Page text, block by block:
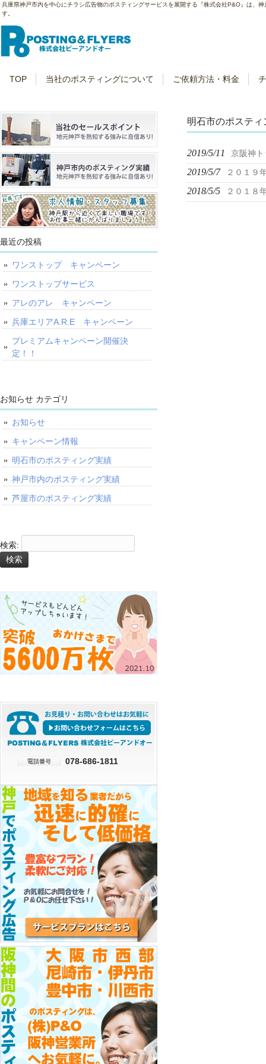
兵庫県神戸市内を中心にチラシ広告物のポスティングサービスを展開する『株式会社P&O』は、
す。
TOP 当社のポスティングについて ご依頼方法・料金
明石市のポスティ
2019/5/11 京阪神
2019/5/7 ２０１９
2018/5/5 ２０１８
最近の投稿
ワンストップ キャンペーン
ワンストップサービス
アレのアレ キャンペーン
兵庫エリアA.R.E キャンペーン
プレミアムキャンペーン開催決
定！！
お知らせ カテゴリ
お知らせ
キャンペーン情報
明石市のポスティング実績
神戸市内のポスティング実績
芦屋市のポスティング実績
検索:
078-686-1811